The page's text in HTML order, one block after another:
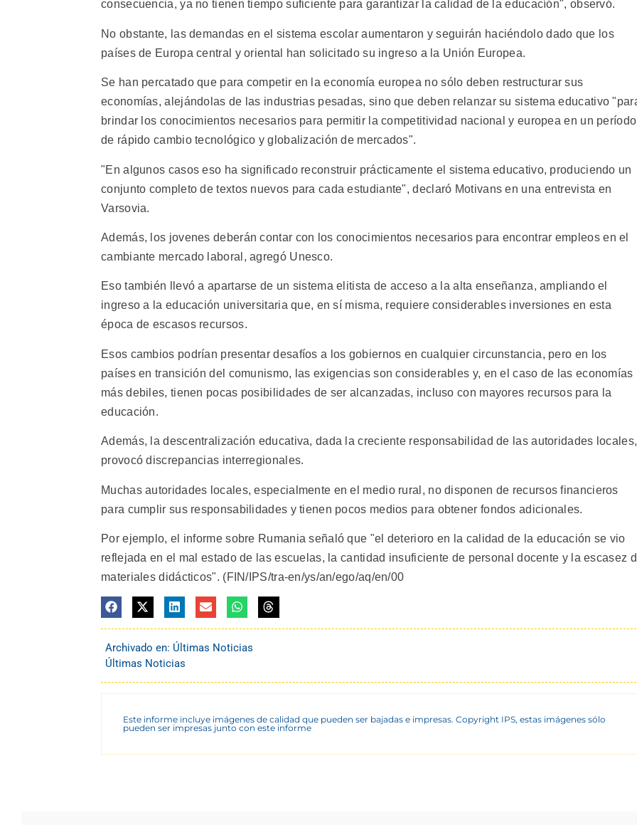
consecuencia, ya no tienen tiempo suficiente para garantizar la calidad de la educacíón", observó.
No obstante, las demandas en el sistema escolar aumentaron y seguirán haciéndolo dado que los
países de Europa central y oriental han solicitado su ingreso a la Unión Europea.
Se han percatado que para competir en la economía europea no sólo deben restructurar sus
economías, alejándolas de las industrias pesadas, sino que deben relanzar su sistema educativo
brindar los conocimientos necesarios para permitir la competitividad nacional y europea en un período
de rápido cambio tecnológico y globalización de mercados".
"En algunos casos eso ha significado reconstruir prácticamente el sistema educativo, produciendo un
conjunto completo de textos nuevos para cada estudiante", declaró Motivans en una entrevista en
Varsovia.
Además, los jovenes deberán contar con los conocimientos necesarios para encontrar empleos en el
cambiante mercado laboral, agregó Unesco.
Eso también llevó a apartarse de un sistema elitista de acceso a la alta enseñanza, ampliando el
ingreso a la educación universitaria que, en sí misma, requiere considerables inversiones en esta
época de escasos recursos.
Esos cambios podrían presentar desafíos a los gobiernos en cualquier circunstancia, pero en los
países en transición del comunismo, las exigencias son considerables y, en el caso de las economías
más debiles, tienen pocas posibilidades de ser alcanzadas, incluso con mayores recursos para la
educación.
Además, la descentralización educativa, dada la creciente responsabilidad de las autoridades locales,
provocó discrepancias interregionales.
Muchas autoridades locales, especialmente en el medio rural, no disponen de recursos financieros
para cumplir sus responsabilidades y tienen pocos medios para obtener fondos adicionales.
Por ejemplo, el informe sobre Rumania señaló que "el deterioro en la calidad de la educación se vio
reflejada en el mal estado de las escuelas, la cantidad insuficiente de personal docente y la escasez
materiales didácticos". (FIN/IPS/tra-en/ys/an/ego/aq/en/00
Archivado en: Últimas Noticias
Últimas Noticias
Este informe incluye imágenes de calidad que pueden ser bajadas e impresas. Copyright IPS, estas imágenes sólo
pueden ser impresas junto con este informe